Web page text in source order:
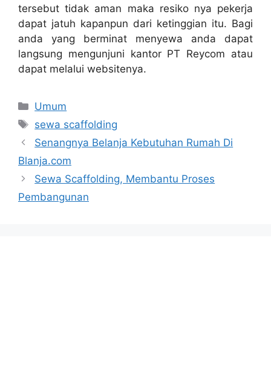
tersebut tidak aman maka resiko nya pekerja
dapat jatuh kapanpun dari ketinggian itu. Bagi
anda yang berminat menyewa anda dapat
langsung mengunjuni kantor PT Reycom atau
dapat melalui websitenya.
Categories
Umum
Tags
sewa scaffolding
Senangnya Belanja Kebutuhan Rumah Di
Blanja.com
Sewa Scaffolding, Membantu Proses
Pembangunan